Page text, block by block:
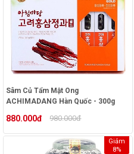
Sâm Củ Tẩm Mật Ong
ACHIMADANG Hàn Quốc - 300g
880.000đ 980.000đ
Giảm
8%